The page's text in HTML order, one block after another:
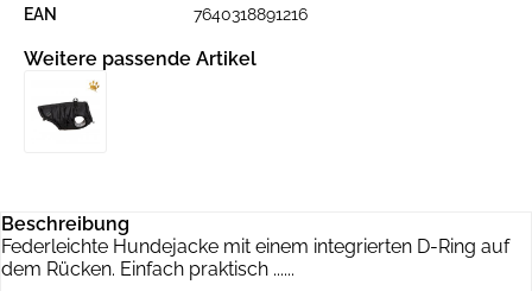
EAN
7640318891216
Weitere passende Artikel
Beschreibung
Federleichte Hundejacke mit einem integrierten D-Ring auf
dem Rücken. Einfach praktisch ......